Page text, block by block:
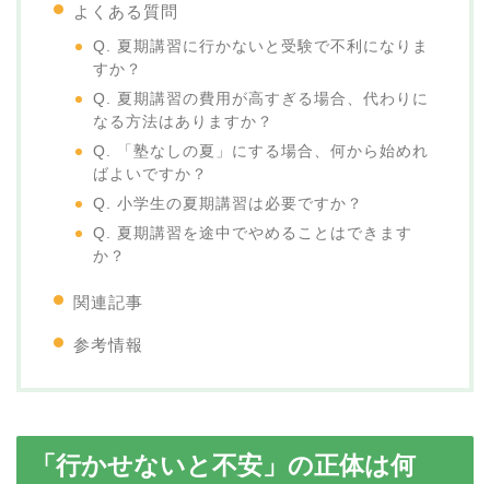
よくある質問
Q. 夏期講習に行かないと受験で不利になりま
すか？
Q. 夏期講習の費用が高すぎる場合、代わりに
なる方法はありますか？
Q. 「塾なしの夏」にする場合、何から始めれ
ばよいですか？
Q. 小学生の夏期講習は必要ですか？
Q. 夏期講習を途中でやめることはできます
か？
関連記事
参考情報
「行かせないと不安」の正体は何